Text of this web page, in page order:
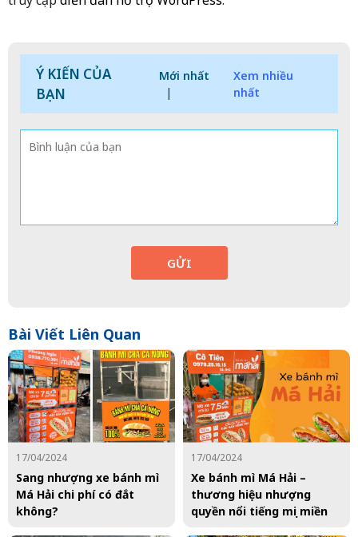
Ý KIẾN CỦA
BẠN
Mới nhất
|
Xem nhiều
nhất
GỬI
Bài Viết Liên Quan
17/04/2024
Sang nhượng xe bánh mì
Má Hải chi phí có đắt
không?
17/04/2024
Xe bánh mì Má Hải –
thương hiệu nhượng
quyền nổi tiếng mọi miền